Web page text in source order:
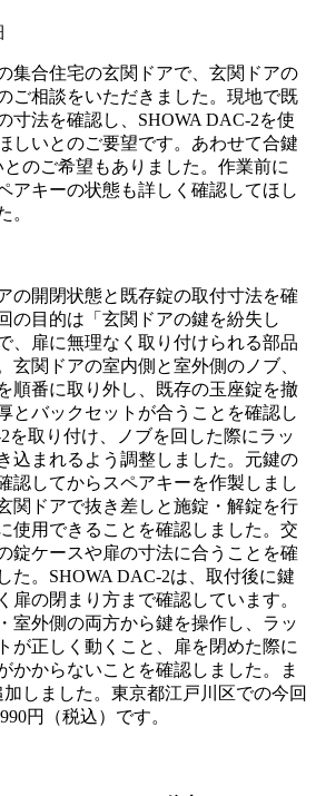
集合住宅の玄関ドアで、玄関ドアの
ご相談をいただきました。現地で既
寸法を確認し、SHOWA DAC-2を使
しいとのご要望です。あわせて合鍵
とのご希望もありました。作業前に
アキーの状態も詳しく確認してほし
。
の開閉状態と既存錠の取付寸法を確
の目的は「玄関ドアの鍵を紛失し
、扉に無理なく取り付けられる部品
玄関ドアの室内側と室外側のノブ、
順番に取り外し、既存の玉座錠を撤
とバックセットが合うことを確認し
を取り付け、ノブを回した際にラッ
込まれるよう調整しました。元鍵の
認してからスペアキーを作製しまし
関ドアで抜き差しと施錠・解錠を行
使用できることを確認しました。交
錠ケースや扉の寸法に合うことを確
た。SHOWA DAC-2は、取付後に鍵
扉の閉まり方まで確認しています。
室外側の両方から鍵を操作し、ラッ
が正しく動くこと、扉を閉めた際に
かからないことを確認しました。ま
しました。東京都江戸川区での今回
円（税込）です。